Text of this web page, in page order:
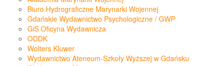
Biuro Hydrograficzne Marynarki Wojennej
Gdańskie Wydawnictwo Psychologiczne / GWP
GiS Oficyna Wydawnicza
ODDK
Wolters Kluwer
Wydawnictwo Ateneum-Szkoły Wyższej w Gdańsku